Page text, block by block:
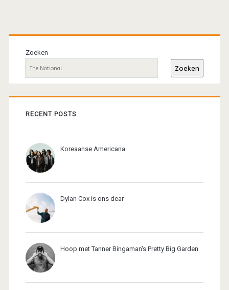
Primaire
sidebar
Zoeken
Zoeken
RECENT POSTS
Koreaanse Americana
Dylan Cox is ons dear
Hoop met Tanner Bingaman's Pretty Big Garden